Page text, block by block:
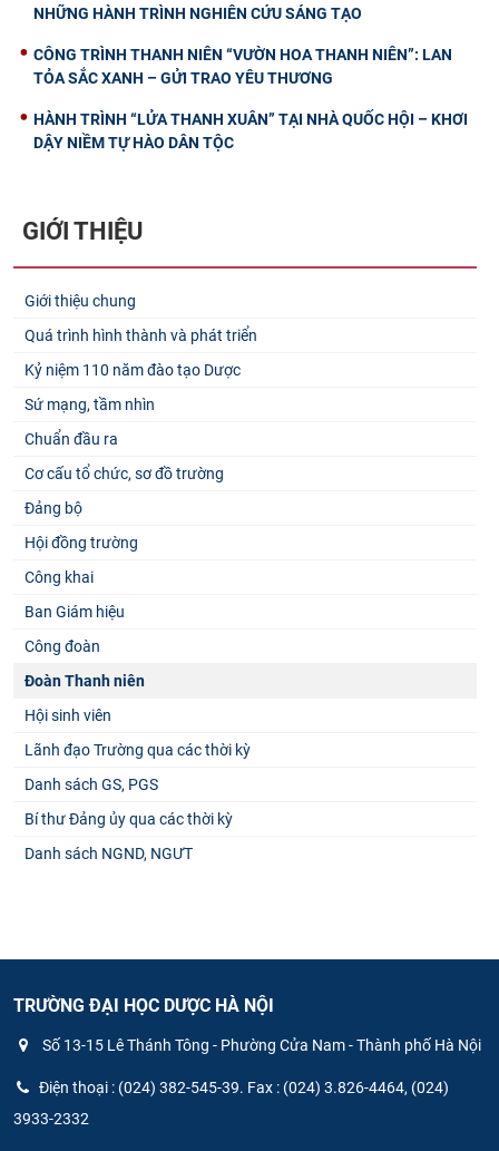
NHỮNG HÀNH TRÌNH NGHIÊN CỨU SÁNG TẠO
CÔNG TRÌNH THANH NIÊN “VƯỜN HOA THANH NIÊN”: LAN
TỎA SẮC XANH – GỬI TRAO YÊU THƯƠNG
HÀNH TRÌNH “LỬA THANH XUÂN” TẠI NHÀ QUỐC HỘI – KHƠI
DẬY NIỀM TỰ HÀO DÂN TỘC
GIỚI THIỆU
Giới thiệu chung
Quá trình hình thành và phát triển
Kỷ niệm 110 năm đào tạo Dược
Sứ mạng, tầm nhìn
Chuẩn đầu ra
Cơ cấu tổ chức, sơ đồ trường
Đảng bộ
Hội đồng trường
Công khai
Ban Giám hiệu
Công đoàn
Đoàn Thanh niên
Hội sinh viên
Lãnh đạo Trường qua các thời kỳ
Danh sách GS, PGS
Bí thư Đảng ủy qua các thời kỳ
Danh sách NGND, NGƯT
TRƯỜNG ĐẠI HỌC DƯỢC HÀ NỘI
Số 13-15 Lê Thánh Tông - Phường Cửa Nam - Thành phố Hà Nội
Điện thoại : (024) 382-545-39. Fax : (024) 3.826-4464, (024)
3933-2332